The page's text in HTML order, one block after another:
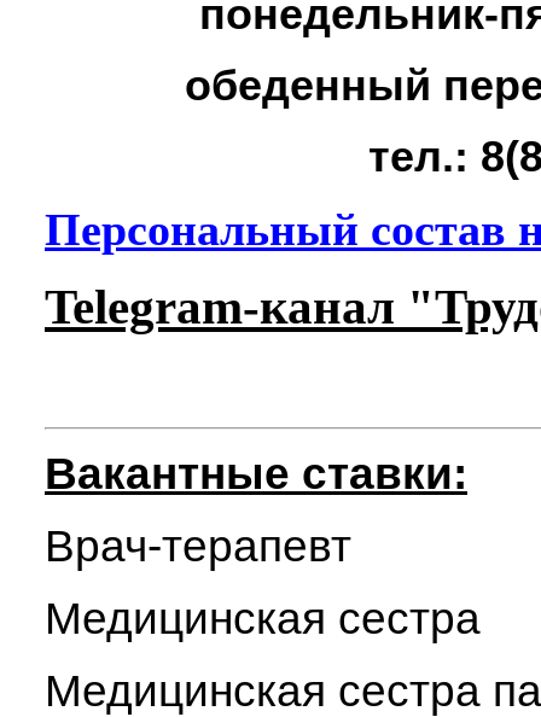
понедельник-
обеденный
тел.:
Персональный состав
Telegram-канал
Вакантные ставки:
Врач-терапевт
Медицинская сестра
Медицинская сестра